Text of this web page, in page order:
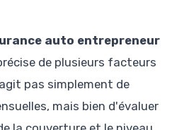
auto entrepreneur
de plusieurs facteurs
pas simplement de
mais bien d'évaluer